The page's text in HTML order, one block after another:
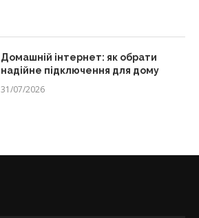
Домашній інтернет: як обрати
надійне підключення для дому
31/07/2026